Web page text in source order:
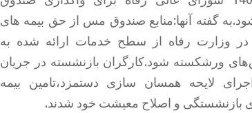
گفته آنها:منابع صندوق مس از حق بیمه های
در وزارت رفاه از سطح خدمات ارائه شده به
ورشکسته شود.کارگران بازنشسته در جریان
لایحه همسان سازی دستمزد،تامین بیمه
بازنشستگی و اصلاح معیشت خود شدند.